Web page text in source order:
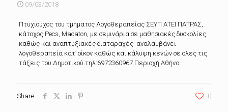
09/03/2018
Πτυχιούχος του τμήματος Λογοθεραπείας ΣΕΥΠ ΑΤΕΙ ΠΑΤΡΑΣ,
κάτοχος Pecs, Macaton, με σεμινάρια σε μαθησιακές δυσκολίες
καθώς και αναπτυξιακές διαταραχές αναλαμβάνει
λογοθεραπεία κατ’ οίκον καθώς και κάλυψη κενών σε όλες τις
τάξεις του Δημοτικού.τηλ:6972360967 Περιοχή Αθήνα
Share 0